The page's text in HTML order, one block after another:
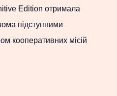
Edition отримала
підступними
кооперативних місій